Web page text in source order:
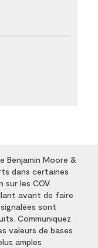
Benjamin Moore &
dans certaines
les COV.
avant de faire
sont
Communiquez
valeurs de bases
amples